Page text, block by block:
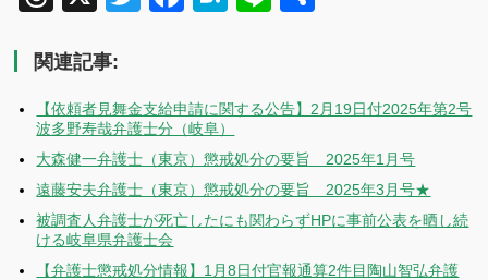
関連記事:
【依頼者見舞金支給申請に関する公告】2月19日付2025年第2号
波多野寿哉弁護士分（岐阜）
大森健一弁護士（東京）懲戒処分の要旨 2025年1月号
遠藤安夫弁護士（東京）懲戒処分の要旨 2025年3月号★
被調査人弁護士が死亡したにも関わらずHPに事前公表を晒し続
ける岐阜県弁護士会
【弁護士懲戒処分情報】1月8日付官報通算2件目陶山智弘弁護